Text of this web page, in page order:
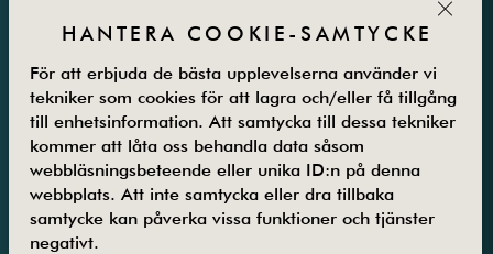
126 30
Hägersten
Måndag –
Fredag
08.00-16.00
08-5800 25
25
kalkylator
Integritetspolicy
Vanliga frågor
Kontakta oss
Om oss
Returer
Villkor
Guider
HANTERA COOKIE-SAMTYCKE
För att erbjuda de bästa upplevelserna använder vi
tekniker som cookies för att lagra och/eller få tillgång
till enhetsinformation. Att samtycka till dessa tekniker
kommer att låta oss behandla data såsom
webbläsningsbeteende eller unika ID:n på denna
webbplats. Att inte samtycka eller dra tillbaka
samtycke kan påverka vissa funktioner och tjänster
negativt.